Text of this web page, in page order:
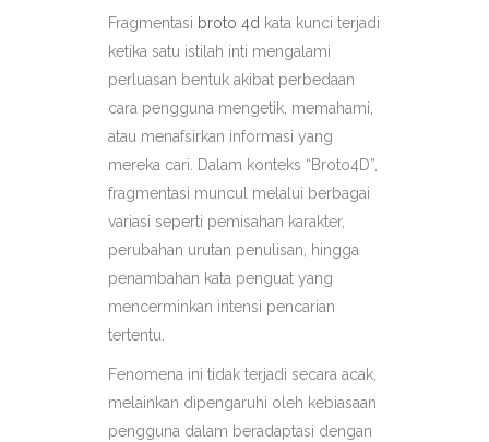
Fragmentasi broto 4d kata kunci terjadi
ketika satu istilah inti mengalami
perluasan bentuk akibat perbedaan
cara pengguna mengetik, memahami,
atau menafsirkan informasi yang
mereka cari. Dalam konteks “Broto4D”,
fragmentasi muncul melalui berbagai
variasi seperti pemisahan karakter,
perubahan urutan penulisan, hingga
penambahan kata penguat yang
mencerminkan intensi pencarian
tertentu.
Fenomena ini tidak terjadi secara acak,
melainkan dipengaruhi oleh kebiasaan
pengguna dalam beradaptasi dengan